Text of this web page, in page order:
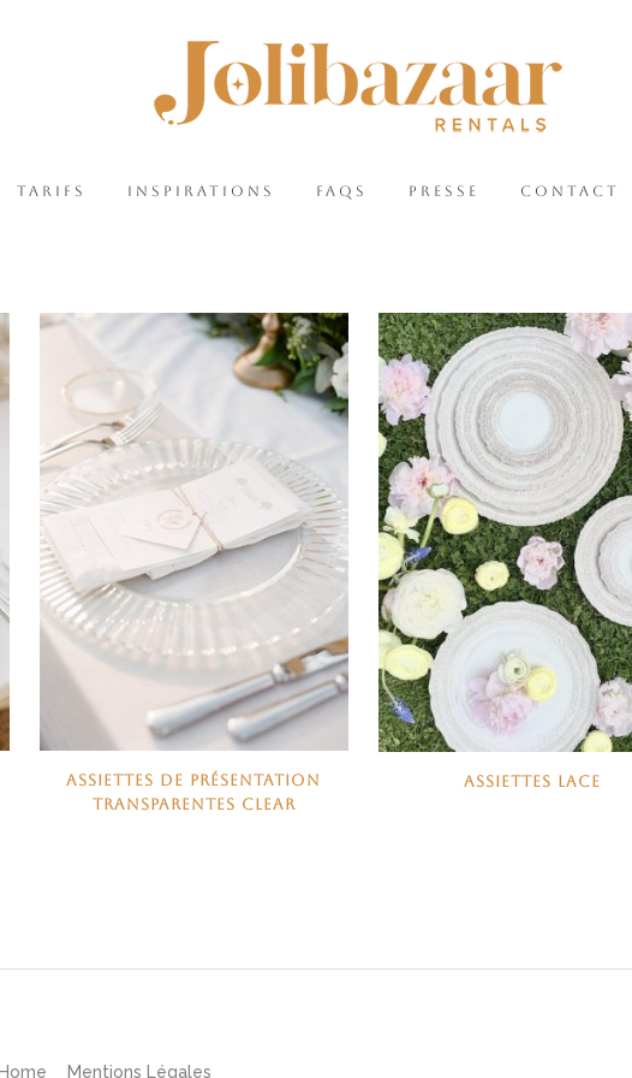
TARIFS INSPIRATIONS FAQS PRESSE CONTACT
ASSIETTES DE PRÉSENTATION
TRANSPARENTES CLEAR
ASSIETTES LACE
Home Mentions Légales